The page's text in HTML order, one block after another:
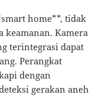
home**, tidak
keamanan. Kamera
terintegrasi dapat
Perangkat
dengan
gerakan aneh